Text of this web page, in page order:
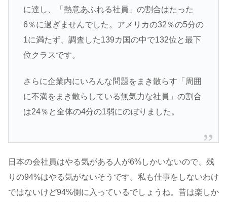
に達し、「熱意あふれる社員」の割合はたった
6％に過ぎませんでした。アメリカの32％の5分の
1に満たず、調査した139カ国の中で132位と最下
位クラスです。
さらに企業内にいろんな問題をまき散らす「周囲
に不満をまき散らしている無気力な社員」の割合
は24％と全体の4分の1弱にのぼりました。
日本の会社員はやる気がある人が6%しかいないので、残
りの94%はやる気がないそうです。私も仕事をしないわけ
ではないけど94%側に入っているでしょうね。昔は楽しか